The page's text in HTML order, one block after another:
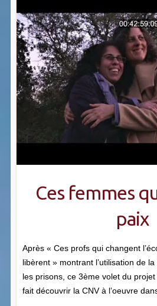
Ces femmes
paix
Après « Ces profs qui changent
libèrent » montrant l’utilisation de
les prisons, ce 3ème volet du
fait découvrir la CNV à l’oeuvre